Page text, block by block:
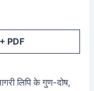
PDF
लिपि के गुण-दोष,